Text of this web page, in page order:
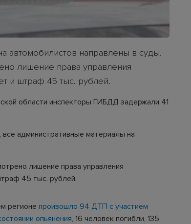
автомобилистов направлены в суды.
лишение права управления
и штраф 45 тыс. рублей.
области инспекторы ГИБДД задержали 41
административные материалы на
лишение права управления
45 тыс. рублей.
регионе произошло 94 ДТП с участием
опьянения, 16 человек погибли, 135